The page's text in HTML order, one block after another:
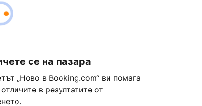
се на пазара
„Ново в Booking.com“ ви помага
в резултатите от